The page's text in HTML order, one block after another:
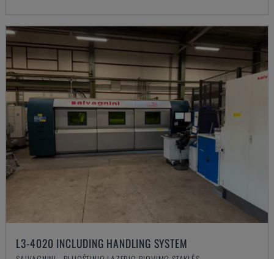
L3-4020 INCLUDING HANDLING SYSTEM